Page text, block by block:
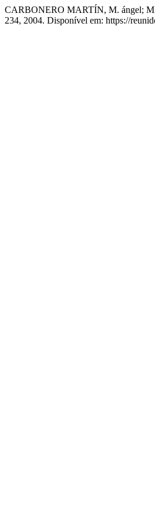
CARBONERO MARTÍN, M. ángel;
234, 2004. Disponível em: https://